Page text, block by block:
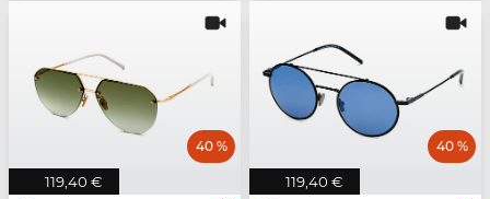
119,40 €
40 %
119,40 €
40 %